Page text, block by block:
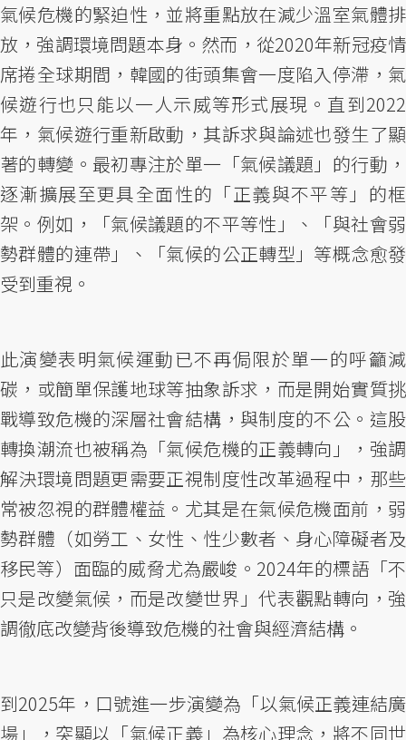
氣候危機的緊迫性，並將重點放在減少溫室氣體排
放，強調環境問題本身。然而，從2020年新冠疫情
席捲全球期間，韓國的街頭集會一度陷入停滯，氣
候遊行也只能以一人示威等形式展現。直到2022
年，氣候遊行重新啟動，其訴求與論述也發生了顯
著的轉變。最初專注於單一「氣候議題」的行動，
逐漸擴展至更具全面性的「正義與不平等」的框
架。例如，「氣候議題的不平等性」、「與社會弱
勢群體的連帶」、「氣候的公正轉型」等概念愈發
受到重視。
此演變表明氣候運動已不再侷限於單一的呼籲減
碳，或簡單保護地球等抽象訴求，而是開始實質挑
戰導致危機的深層社會結構，與制度的不公。這股
轉換潮流也被稱為「氣候危機的正義轉向」，強調
解決環境問題更需要正視制度性改革過程中，那些
常被忽視的群體權益。尤其是在氣候危機面前，弱
勢群體（如勞工、女性、性少數者、身心障礙者及
移民等）面臨的威脅尤為嚴峻。2024年的標語「不
只是改變氣候，而是改變世界」代表觀點轉向，強
調徹底改變背後導致危機的社會與經濟結構。
到2025年，口號進一步演變為「以氣候正義連結廣
場」，突顯以「氣候正義」為核心理念，將不同世